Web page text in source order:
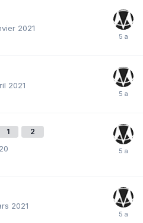
2021
2021
1 2
2021